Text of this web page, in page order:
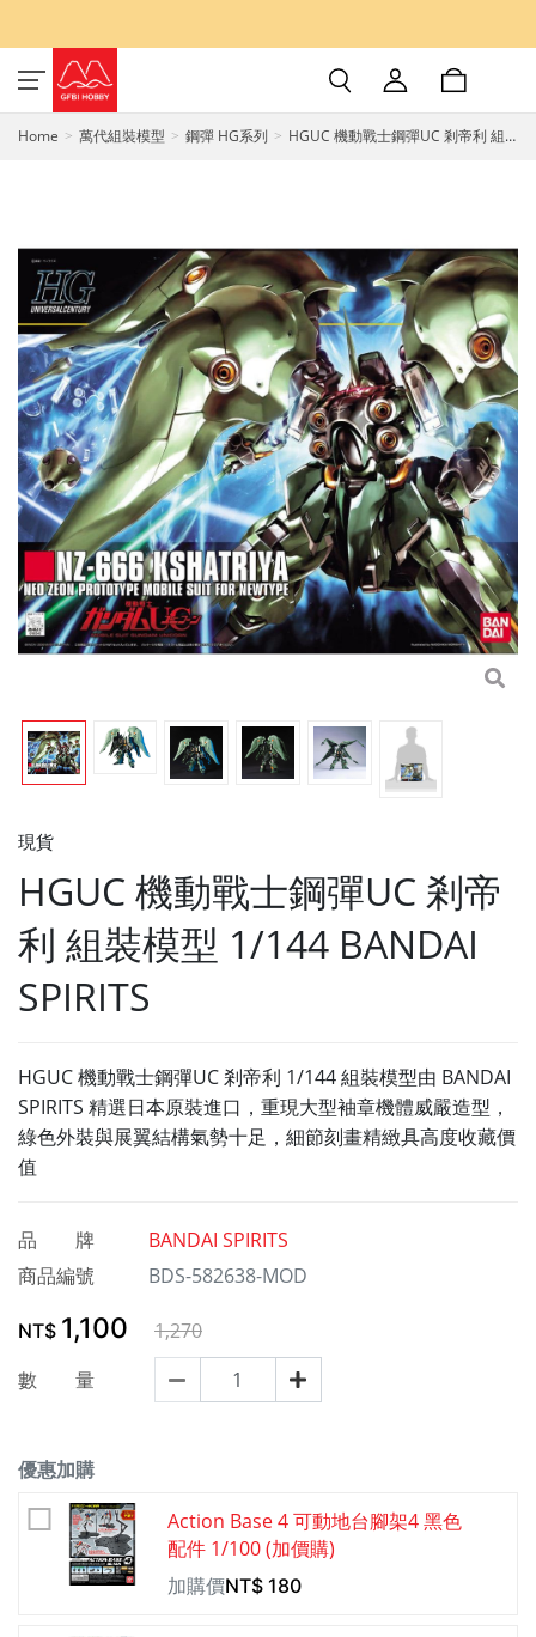
Home 萬代組裝模型 鋼彈 HG系列
HGUC 機動戰士鋼彈UC 剎帝利 組
現貨
HGUC 機動戰士鋼彈UC 剎帝
利 組裝模型 1/144 BANDAI
SPIRITS
HGUC 機動戰士鋼彈UC 剎帝利 1/144 組裝模型由 BANDAI
SPIRITS 精選日本原裝進口，重現大型袖章機體威嚴造型，
綠色外裝與展翼結構氣勢十足，細節刻畫精緻具高度收藏價
值
品 牌
BANDAI SPIRITS
商品編號
BDS-582638-MOD
NT$ 1,100
1,270
數 量
優惠加購
Action Base 4 可動地台腳架4 黑色
配件 1/100 (加價購)
加購價NT$180